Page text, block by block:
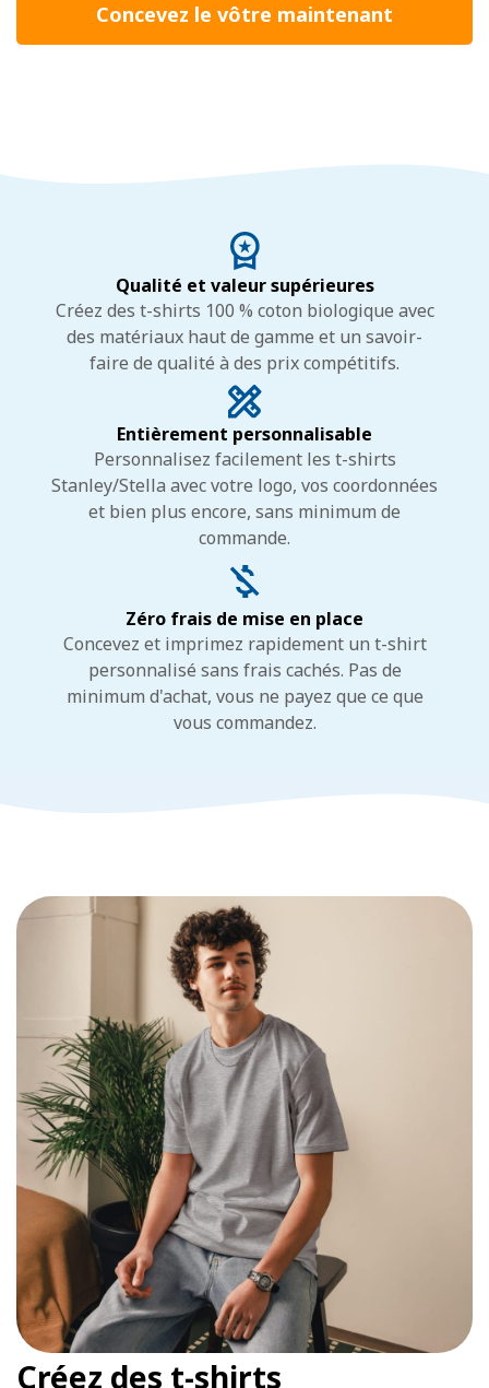
Concevez le vôtre maintenant
Qualité et valeur supérieures
Créez des t-shirts 100 % coton biologique avec
des matériaux haut de gamme et un savoir-
faire de qualité à des prix compétitifs.
Entièrement personnalisable
Personnalisez facilement les t-shirts
Stanley/Stella avec votre logo, vos coordonnées
et bien plus encore, sans minimum de
commande.
Zéro frais de mise en place
Concevez et imprimez rapidement un t-shirt
personnalisé sans frais cachés. Pas de
minimum d'achat, vous ne payez que ce que
vous commandez.
Créez des t-shirts